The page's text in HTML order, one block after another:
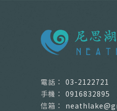
03-2122721
0916832895